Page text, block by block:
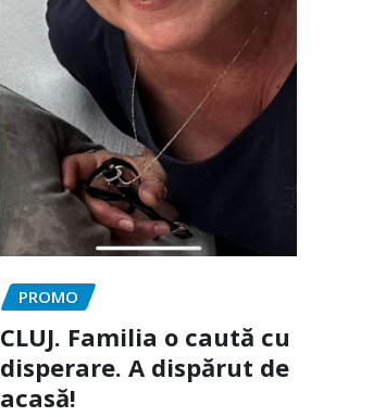
PROMO
CLUJ. Familia o caută cu
disperare. A dispărut de
acasă!